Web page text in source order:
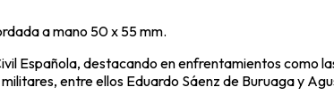
a mano 50 x 55 mm.
Española, destacando en enfrentamientos como
entre ellos Eduardo Sáenz de Buruaga y